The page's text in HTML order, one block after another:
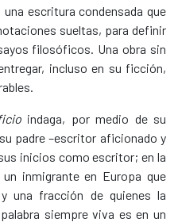
escritura condensada que
sueltas, para definir
filosóficos. Una obra sin
incluso en su ficción,
indaga, por medio de su
padre –escritor aficionado y
inicios como escritor; en la
inmigrante en Europa que
una fracción de quienes la
siempre viva es en un